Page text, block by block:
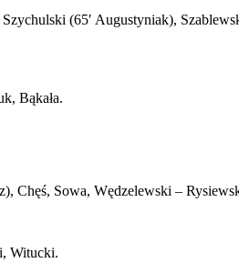
(65′ Augustyniak),
Bąkała.
Chęś, Sowa, Wędzelewski –
Witucki.